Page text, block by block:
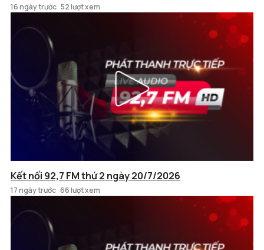
16 ngày trước 52 lượt xem
Kết nối 92,7 FM thứ 2 ngày 20/7/2026
17 ngày trước 66 lượt xem